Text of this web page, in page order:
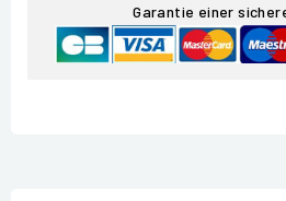
Garantie einer